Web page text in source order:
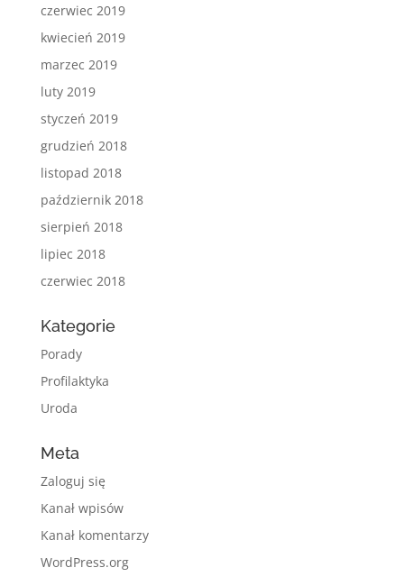
czerwiec 2019
kwiecień 2019
marzec 2019
luty 2019
styczeń 2019
grudzień 2018
listopad 2018
październik 2018
sierpień 2018
lipiec 2018
czerwiec 2018
Kategorie
Porady
Profilaktyka
Uroda
Meta
Zaloguj się
Kanał wpisów
Kanał komentarzy
WordPress.org